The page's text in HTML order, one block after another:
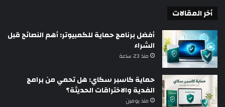
أخر المقالات
أفضل برنامج حماية للكمبيوتر: أهم النصائح قبل
الشراء
منذ 23 ساعة
حماية كاسبر سكاي: هل تحمي من برامج
الفدية والاختراقات الحديثة؟
منذ يومين